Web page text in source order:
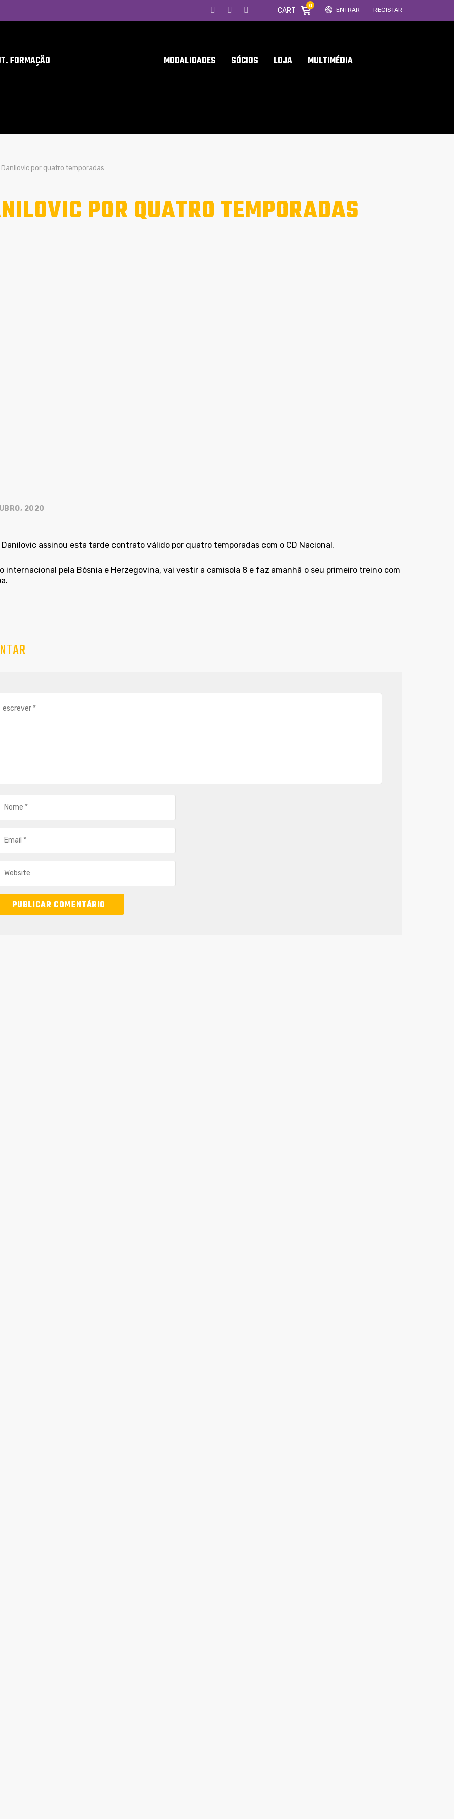
ENTRAR REGISTAR
CART
0
FORMAÇÃO MODALIDADES SÓCIOS LOJA MULTIMÉDIA
Danilovic por quatro temporadas
POR QUATRO TEMPORADAS
2020
assinou esta tarde contrato válido por quatro temporadas com o CD Nacional.
internacional pela Bósnia e Herzegovina, vai vestir a camisola 8 e faz amanhã o seu primeiro treino com